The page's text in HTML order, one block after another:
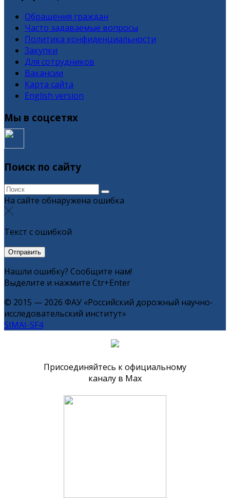
Обращения граждан
Часто задаваемые вопросы
Политика конфиденциальности
Закупки
Для сотрудников
Вакансии
Карта сайта
English version
Мы в соцсетях
Поиск по сайту
На сайте обнаружена ошибка
Текст с ошибкой
Нашли ошибку? Сообщите нам!
Выделите и нажмите Ctr+Enter
© 2015 — 2026 ФАУ «Российский дорожный научно-
исследовательский институт»
SIMAI-SF4
Присоединяйтесь к официальному
каналу в Max